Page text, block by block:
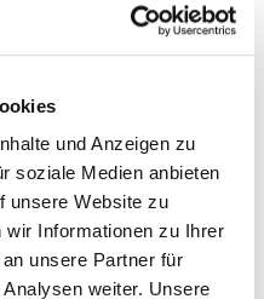
und Anzeigen zu
soziale Medien anbieten
unsere Website zu
wir Informationen zu Ihrer
unsere Partner für
weiter. Unsere
frisch und lebendig
Säure und Süße.
wie Crème
Früchten. Der
Riesling Eiswein-
Dönnhoff ist in einer
wird in einer edlen